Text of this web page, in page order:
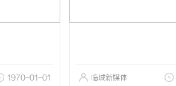
1970-01-01 临城新媒体